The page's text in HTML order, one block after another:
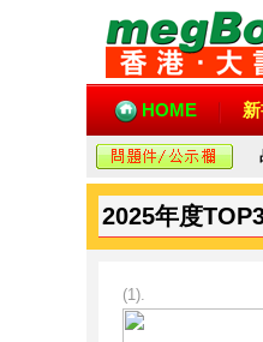
HOME
2025年度
(1).